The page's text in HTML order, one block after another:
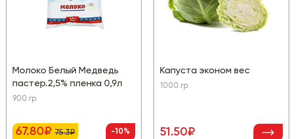
Молоко Белый Медведь
пастер.2,5% пленка 0,9л
900 гр
67.80₽ 75.3₽ -10%
Капуста эконом вес
1000 гр
51.50₽